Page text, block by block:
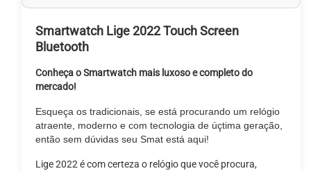
Smartwatch Lige 2022 Touch Screen
Bluetooth
Conheça o Smartwatch mais luxoso e completo do
mercado!
Esqueça os tradicionais, se está procurando um relógio
atraente, moderno e com tecnologia de úçtima geração,
então sem dúvidas seu Smat está aqui!
Lige 2022 é com certeza o relógio que você procura,